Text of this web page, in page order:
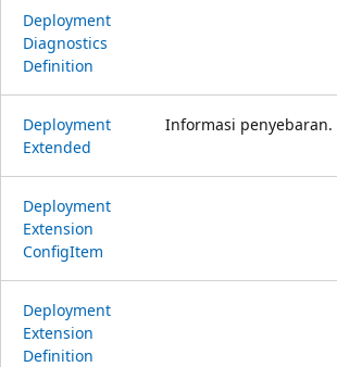
Deployment
Diagnostics
Definition
Deployment
Extended
Informasi penyebaran.
Deployment
Extension
ConfigItem
Deployment
Extension
Definition